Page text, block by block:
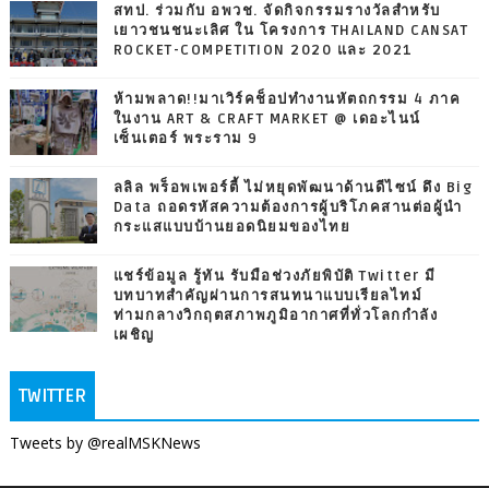
สทป. ร่วมกับ อพวช. จัดกิจกรรมรางวัลสำหรับ
เยาวชนชนะเลิศ ใน โครงการ THAILAND CANSAT
ROCKET-COMPETITION 2020 และ 2021
ห้ามพลาด!!มาเวิร์คช็อปทำงานหัตถกรรม 4 ภาค
ในงาน ART & CRAFT MARKET @ เดอะไนน์
เซ็นเตอร์ พระราม 9
ลลิล พร็อพเพอร์ตี้ ไม่หยุดพัฒนาด้านดีไซน์ ดึง Big
Data ถอดรหัสความต้องการผู้บริโภคสานต่อผู้นำ
กระแสแบบบ้านยอดนิยมของไทย
แชร์ข้อมูล รู้ทัน รับมือช่วงภัยพิบัติ Twitter มี
บทบาทสำคัญผ่านการสนทนาแบบเรียลไทม์
ท่ามกลางวิกฤตสภาพภูมิอากาศที่ทั่วโลกกำลัง
เผชิญ
TWITTER
Tweets by @realMSKNews